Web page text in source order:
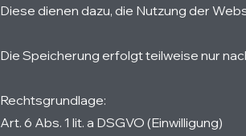
Diese dienen dazu, die Nutzung der
Die Speicherung erfolgt teilweise nur
Rechtsgrundlage:
Art. 6 Abs. 1 lit. a DSGVO (Einwilligung)